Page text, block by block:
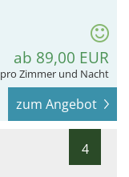
ab 89,00 EUR
pro Zimmer und Nacht
zum Angebot
4